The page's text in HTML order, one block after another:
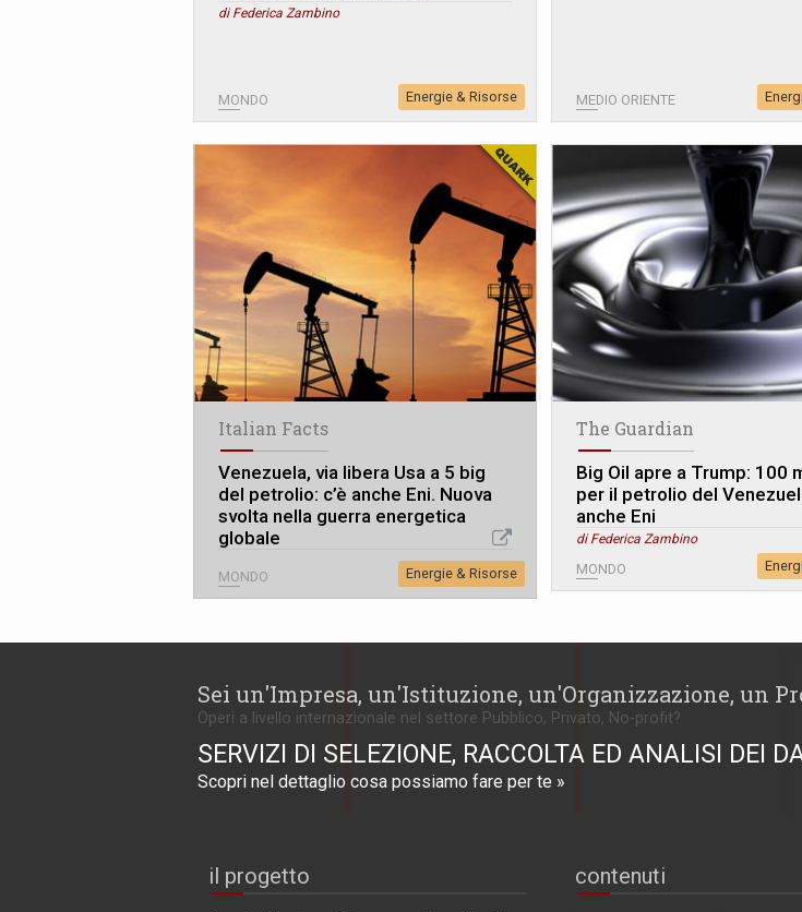
di Federica Zambino
MONDO Energie & Risorse MEDIO ORIENTE
Italian Facts
Venezuela, via libera Usa a 5 big
del petrolio: c’è anche Eni. Nuova
svolta nella guerra energetica
globale
MONDO Energie & Risorse
The Guardian
Big Oil apre a Trump: 100
per il petrolio del
anche Eni
di Federica Zambino
MONDO
Sei un'Impresa, un'Istituzione, un'Organizzazione, un
Operi a livello internazionale nel settore Pubblico, Privato, No-profit?
SERVIZI DI SELEZIONE, RACCOLTA ED ANALISI DEI
Scopri nel dettaglio cosa possiamo fare per te »
il progetto contenuti